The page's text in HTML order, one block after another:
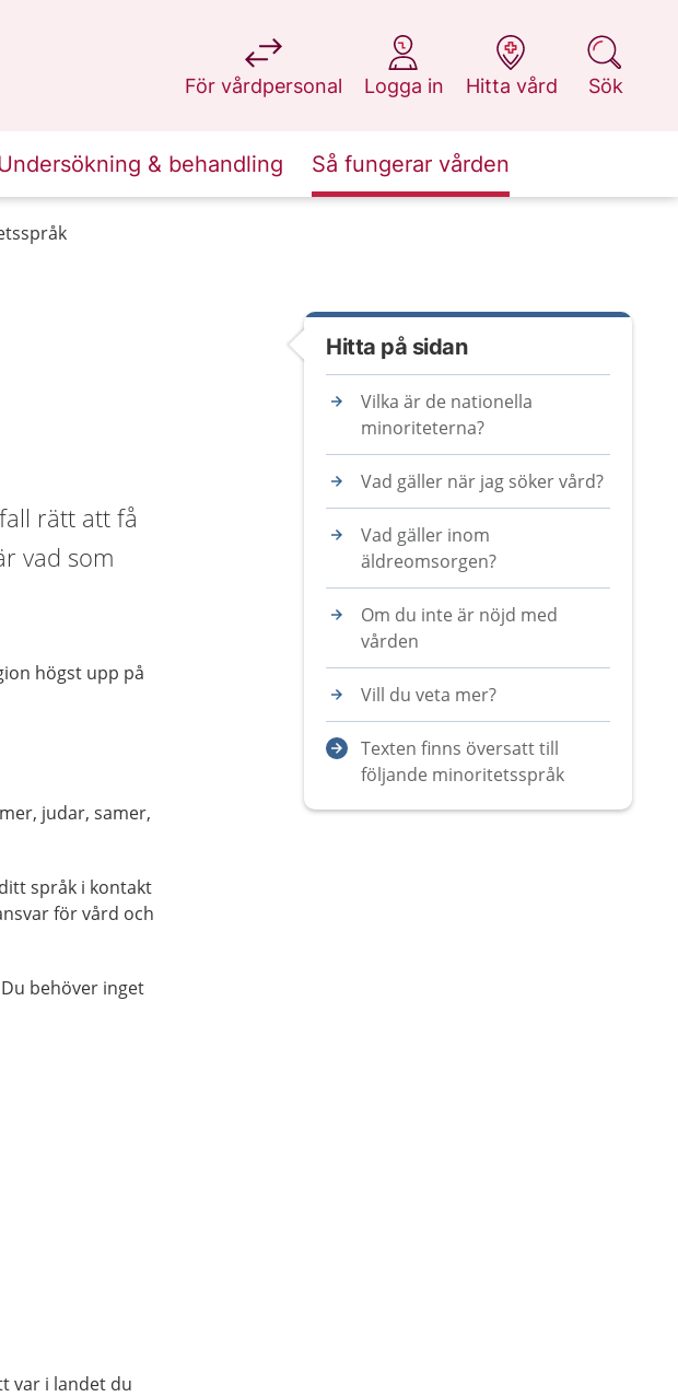
För vårdpersonal
på 1177.se
Logga in
på 1177.se
Hitta vård
på 1177.se
Sök
på 1177.se
& behandling Så fungerar vården
rätt att få
vad som
högst upp på
judar, samer,
språk i kontakt
för vård och
behöver inget
var i landet du
Hitta på sidan
Vilka är de nationella
minoriteterna?
Vad gäller när jag söker vård?
Vad gäller inom
äldreomsorgen?
Om du inte är nöjd med
vården
Vill du veta mer?
Texten finns översatt till
följande minoritetsspråk